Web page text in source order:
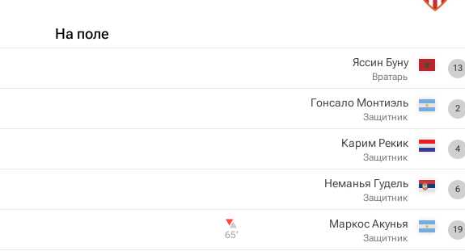
На поле
13
Яссин Буну
Вратарь
2
Гонсало Монтиэль
Защитник
4
Карим Рекик
Защитник
6
Неманья Гудель
Защитник
19
Маркос Акунья
Защитник
65‎’‎